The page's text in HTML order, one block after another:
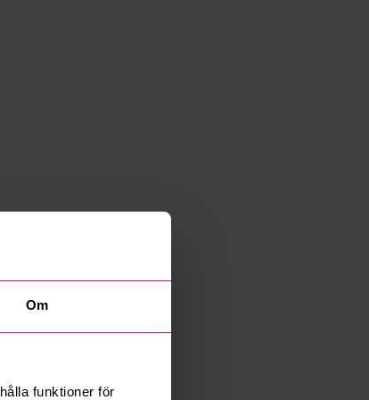
Om
funktioner för